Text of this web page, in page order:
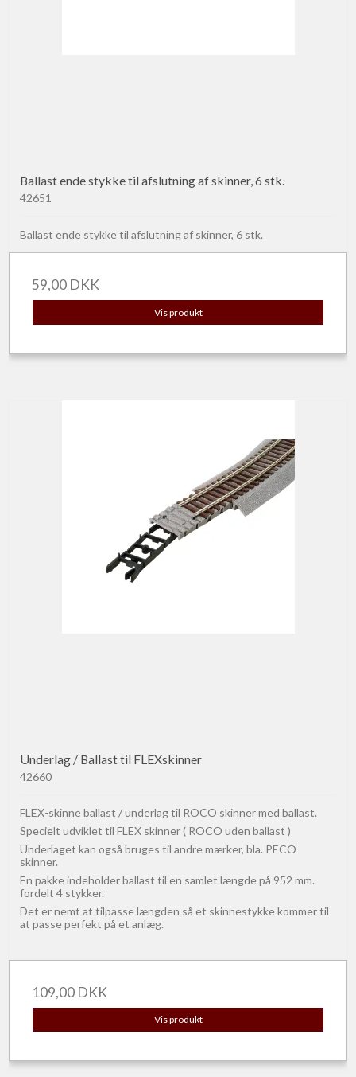
Ballast ende stykke til afslutning af skinner, 6 stk.
42651
Ballast ende stykke til afslutning af skinner, 6 stk.
59,00 DKK
Vis produkt
Underlag / Ballast til FLEXskinner
42660
FLEX-skinne ballast / underlag til ROCO skinner med ballast.
Specielt udviklet til FLEX skinner ( ROCO uden ballast )
Underlaget kan også bruges til andre mærker, bla. PECO
skinner.
En pakke indeholder ballast til en samlet længde på 952 mm.
fordelt 4 stykker.
Det er nemt at tilpasse længden så et skinnestykke kommer til
at passe perfekt på et anlæg.
109,00 DKK
Vis produkt